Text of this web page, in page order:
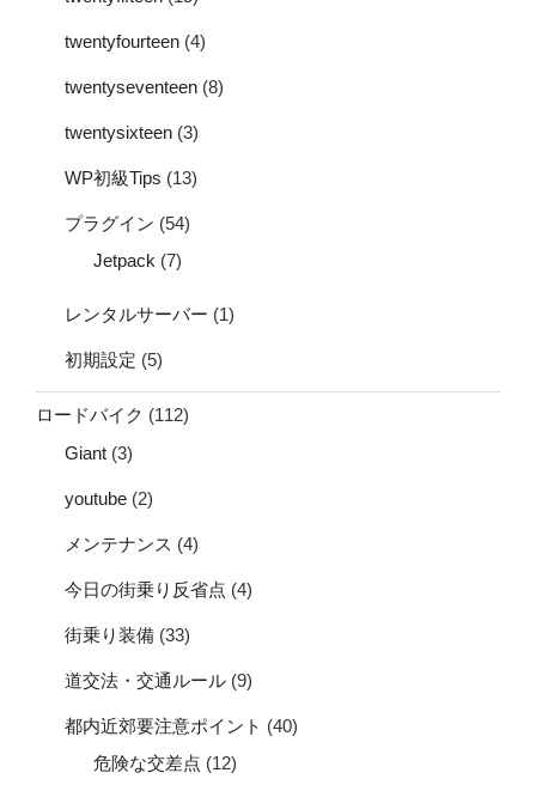
twentyfourteen (4)
twentyseventeen (8)
twentysixteen (3)
WP初級Tips (13)
プラグイン (54)
Jetpack (7)
レンタルサーバー (1)
初期設定 (5)
ロードバイク (112)
Giant (3)
youtube (2)
メンテナンス (4)
今日の街乗り反省点 (4)
街乗り装備 (33)
道交法・交通ルール (9)
都内近郊要注意ポイント (40)
危険な交差点 (12)